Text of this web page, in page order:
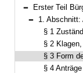
Bereich
Erster Teil
Bereich
1. Abschnitt:
§ 1
§ 2 Klagen,
§ 3 Form
§ 4